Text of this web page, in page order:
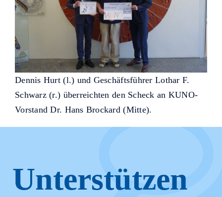
Dennis Hurt (l.) und Geschäftsführer Lothar F.
Schwarz (r.) überreichten den Scheck an KUNO-
Vorstand Dr. Hans Brockard (Mitte).
Unterstützen